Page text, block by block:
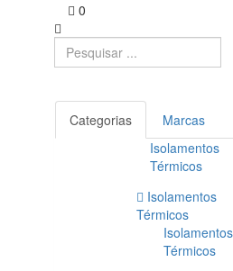
0
Categorias Marcas
Isolamentos
Térmicos
Isolamentos
Térmicos
Isolamentos
Térmicos